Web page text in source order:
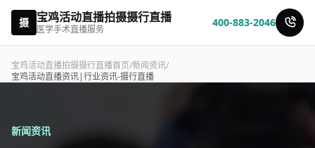
摄 宝鸡活动直播拍摄摄行直播
医学手术直播服务
400-883-2046
宝鸡活动直播拍摄摄行直播首页/新闻资讯/
宝鸡活动直播资讯|行业资讯-摄行直播
新闻资讯